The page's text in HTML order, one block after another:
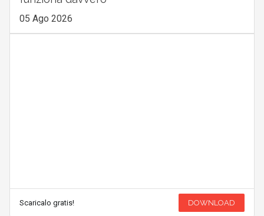
05 Ago 2026
Scaricalo gratis! DOWNLOAD